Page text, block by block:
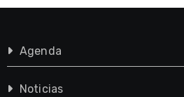
Agenda
Noticias